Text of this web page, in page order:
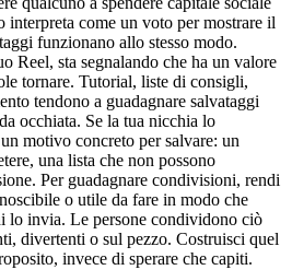
interpreta come un voto per mostrare il
funzionano allo stesso modo.
Reel, sta segnalando che ha un valore
tornare. Tutorial, liste di consigli,
tendono a guadagnare salvataggi
occhiata. Se la tua nicchia lo
motivo concreto per salvare: un
una lista che non possono
Per guadagnare condivisioni, rendi
o utile da fare in modo che
lo invia. Le persone condividono ciò
divertenti o sul pezzo. Costruisci quel
invece di sperare che capiti.